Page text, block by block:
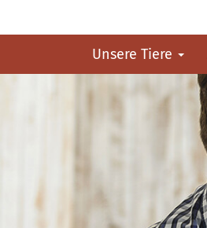
Unsere Tiere